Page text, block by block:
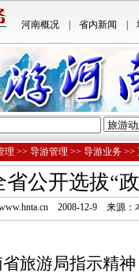
河南概况| 省内新闻
理 >> 导游管理 >> 导游业务 >>
省公开选拔“
2008-12-9 来源
旅游局指示精